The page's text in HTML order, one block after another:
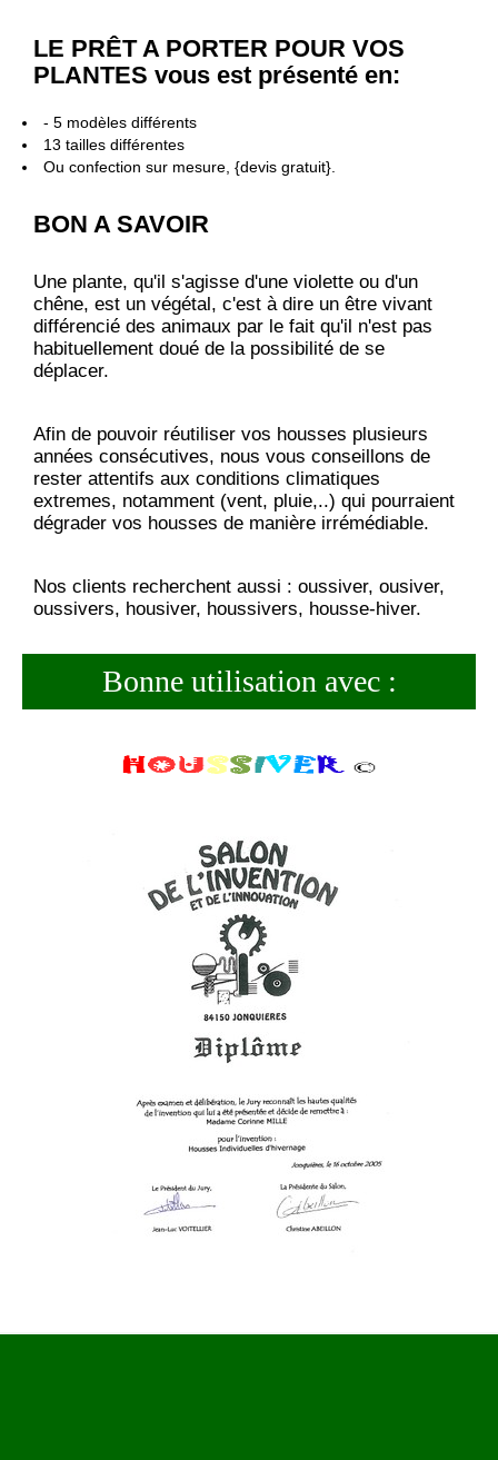
LE PRÊT A PORTER POUR VOS
PLANTES vous est présenté en:
- 5 modèles différents
13 tailles différentes
Ou confection sur mesure, {devis gratuit}.
BON A SAVOIR
Une plante, qu'il s'agisse d'une violette ou d'un
chêne, est un végétal, c'est à dire un être vivant
différencié des animaux par le fait qu'il n'est pas
habituellement doué de la possibilité de se
déplacer.
Afin de pouvoir réutiliser vos housses plusieurs
années consécutives, nous vous conseillons de
rester attentifs aux conditions climatiques
extremes, notamment (vent, pluie,..) qui pourraient
dégrader vos housses de manière irrémédiable.
Nos clients recherchent aussi : oussiver, ousiver,
oussivers, housiver, houssivers, housse-hiver.
Bonne utilisation avec :